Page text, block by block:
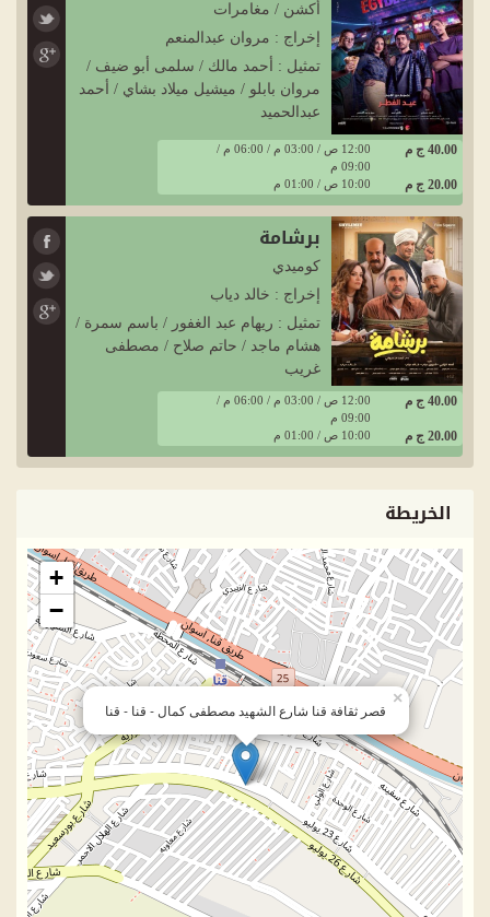
أكشن / مغامرات
إخراج : مروان عبدالمنعم
تمثيل : أحمد مالك / سلمى أبو ضيف /
مروان بابلو / ميشيل ميلاد بشاي / أحمد
عبدالحميد
40.00 ج م
12:00 ص / 03:00 م / 06:00 م /
09:00 م
20.00 ج م 10:00 ص / 01:00 م
برشامة
كوميدي
إخراج : خالد دياب
تمثيل : ريهام عبد الغفور / باسم سمرة /
هشام ماجد / حاتم صلاح / مصطفى
غريب
40.00 ج م
12:00 ص / 03:00 م / 06:00 م /
09:00 م
20.00 ج م 10:00 ص / 01:00 م
الخريطة
قصر ثقافة قنا شارع الشهيد مصطفى كمال - قنا - قنا
×
+
−